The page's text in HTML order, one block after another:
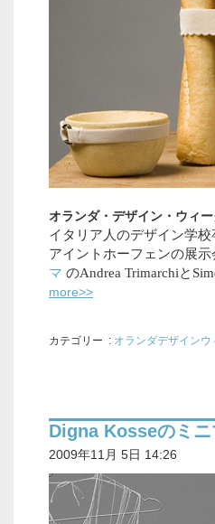
オランダ・デザイン・ウィ
イタリア人のデザイン学
アイントホーフェンの展示
マ のAndrea Trimarchiと
more>>
カテゴリー : オランダデザインウ
Digna Kosseのミニ
2009年11月 5日 14:26